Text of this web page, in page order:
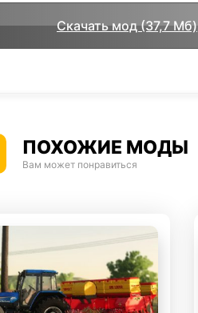
Скачать мод (37,7 Мб)
ПОХОЖИЕ МОДЫ
Вам может понравиться